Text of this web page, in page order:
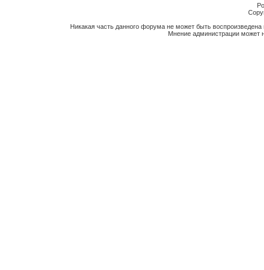
Никакая часть данного форума не может быть
Мнение администрации может